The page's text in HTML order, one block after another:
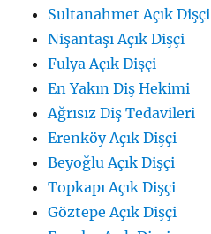
Sultanahmet Açık Dişçi
Nişantaşı Açık Dişçi
Fulya Açık Dişçi
En Yakın Diş Hekimi
Ağrısız Diş Tedavileri
Erenköy Açık Dişçi
Beyoğlu Açık Dişçi
Topkapı Açık Dişçi
Göztepe Açık Dişçi